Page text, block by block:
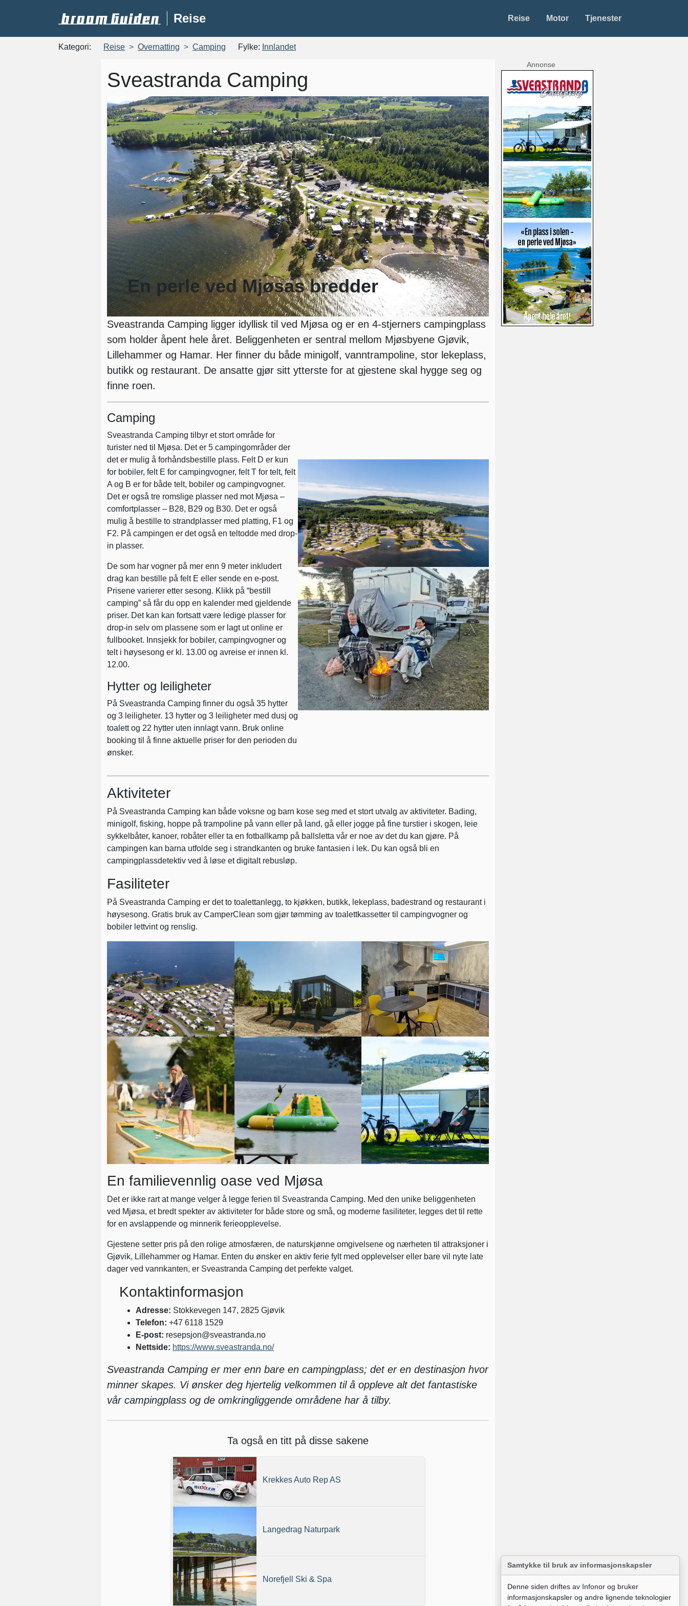
Reise Reise Motor Tjenester
Kategori: Reise Overnatting Camping Fylke: Innlandet
Sveastranda Camping
En perle ved Mjøsas bredder
Sveastranda Camping ligger idyllisk til ved Mjøsa og er en 4-stjerners campingplass
som holder åpent hele året. Beliggenheten er sentral mellom Mjøsbyene Gjøvik,
Lillehammer og Hamar. Her finner du både minigolf, vanntrampoline, stor lekeplass,
butikk og restaurant. De ansatte gjør sitt ytterste for at gjestene skal hygge seg og
finne roen.
Camping
Sveastranda Camping tilbyr et stort område for
turister ned til Mjøsa. Det er 5 campingområder der
det er mulig å forhåndsbestille plass. Felt D er kun
for bobiler, felt E for campingvogner, felt T for telt, felt
A og B er for både telt, bobiler og campingvogner.
Det er også tre romslige plasser ned mot Mjøsa –
comfortplasser – B28, B29 og B30. Det er også
mulig å bestille to strandplasser med platting, F1 og
F2. På campingen er det også en teltodde med drop-
in plasser.
De som har vogner på mer enn 9 meter inkludert
drag kan bestille på felt E eller sende en e-post.
Prisene varierer etter sesong. Klikk på “bestill
camping” så får du opp en kalender med gjeldende
priser. Det kan kan fortsatt være ledige plasser for
drop-in selv om plassene som er lagt ut online er
fullbooket. Innsjekk for bobiler, campingvogner og
telt i høysesong er kl. 13.00 og avreise er innen kl.
12.00.
Hytter og leiligheter
På Sveastranda Camping finner du også 35 hytter
og 3 leiligheter. 13 hytter og 3 leiligheter med dusj og
toalett og 22 hytter uten innlagt vann. Bruk online
booking til å finne aktuelle priser for den perioden du
ønsker.
Aktiviteter
På Sveastranda Camping kan både voksne og barn kose seg med et stort utvalg av aktiviteter. Bading,
minigolf, fisking, hoppe på trampoline på vann eller på land, gå eller jogge på fine turstier i skogen, leie
sykkelbåter, kanoer, robåter eller ta en fotballkamp på ballsletta vår er noe av det du kan gjøre. På
campingen kan barna utfolde seg i strandkanten og bruke fantasien i lek. Du kan også bli en
campingplassdetektiv ved å løse et digitalt rebusløp.
Fasiliteter
På Sveastranda Camping er det to toalettanlegg, to kjøkken, butikk, lekeplass, badestrand og restaurant i
høysesong. Gratis bruk av CamperClean som gjør tømming av toalettkassetter til campingvogner og
bobiler lettvint og renslig.
En familievennlig oase ved Mjøsa
Det er ikke rart at mange velger å legge ferien til Sveastranda Camping. Med den unike beliggenheten
ved Mjøsa, et bredt spekter av aktiviteter for både store og små, og moderne fasiliteter, legges det til rette
for en avslappende og minnerik ferieopplevelse.
Gjestene setter pris på den rolige atmosfæren, de naturskjønne omgivelsene og nærheten til attraksjoner i
Gjøvik, Lillehammer og Hamar. Enten du ønsker en aktiv ferie fylt med opplevelser eller bare vil nyte late
dager ved vannkanten, er Sveastranda Camping det perfekte valget.
Kontaktinformasjon
Adresse: Stokkevegen 147, 2825 Gjøvik
Telefon: +47 6118 1529
E-post: resepsjon@sveastranda.no
Nettside: https://www.sveastranda.no/
Sveastranda Camping er mer enn bare en campingplass; det er en destinasjon hvor
minner skapes. Vi ønsker deg hjertelig velkommen til å oppleve alt det fantastiske
vår campingplass og de omkringliggende områdene har å tilby.
Ta også en titt på disse sakene
Krekkes Auto Rep AS
Langedrag Naturpark
Norefjell Ski & Spa
Annonse
Samtykke til bruk av informasjonskapsler
Denne siden driftes av Infonor og bruker
informasjonskapsler og andre lignende teknologier